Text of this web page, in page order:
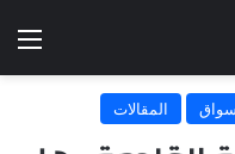
المقالات